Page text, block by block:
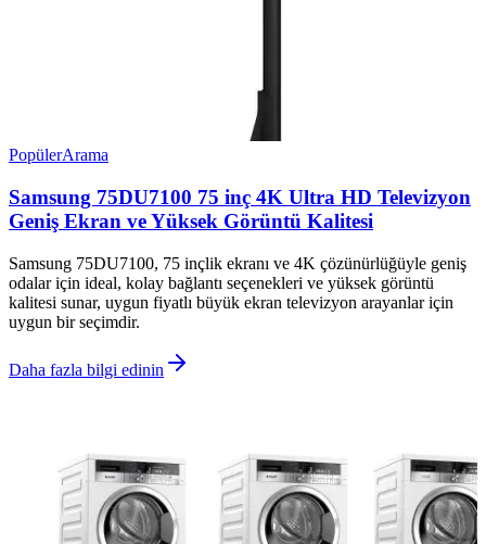
PopülerArama
Samsung 75DU7100 75 inç 4K Ultra HD Televizyon
Geniş Ekran ve Yüksek Görüntü Kalitesi
Samsung 75DU7100, 75 inçlik ekranı ve 4K çözünürlüğüyle geniş
odalar için ideal, kolay bağlantı seçenekleri ve yüksek görüntü
kalitesi sunar, uygun fiyatlı büyük ekran televizyon arayanlar için
uygun bir seçimdir.
Daha fazla bilgi edinin